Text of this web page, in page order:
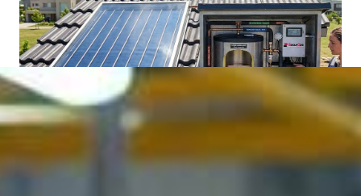
Energía solar térmica